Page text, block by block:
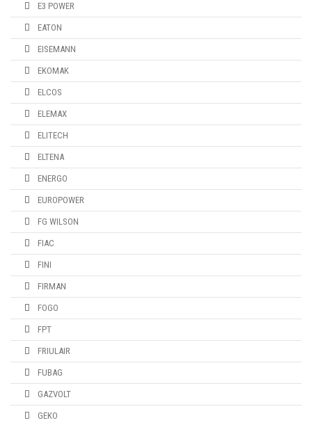
E3 POWER
EATON
EISEMANN
EKOMAK
ELCOS
ELEMAX
ELITECH
ELTENA
ENERGO
EUROPOWER
FG WILSON
FIAC
FINI
FIRMAN
FOGO
FPT
FRIULAIR
FUBAG
GAZVOLT
GEKO